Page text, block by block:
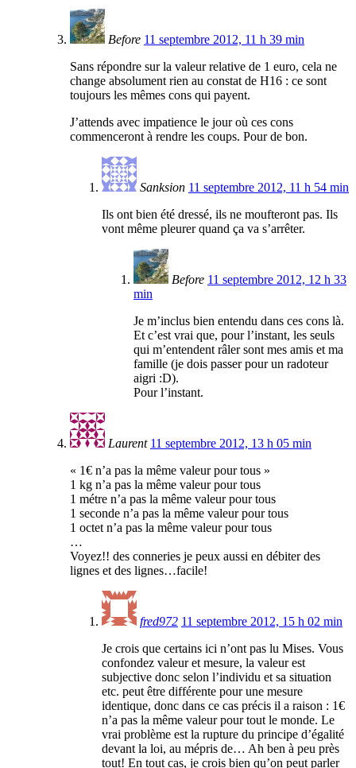
Before 11 septembre 2012, 11 h 39 min
Sans répondre sur la valeur relative de 1 euro, cela ne
change absolument rien au constat de H16 : ce sont
toujours les mêmes cons qui payent.
J’attends avec impatience le jour où ces cons
commenceront à rendre les coups. Pour de bon.
Sanksion 11 septembre 2012, 11 h 54 min
Ils ont bien été dressé, ils ne moufteront pas. Ils
vont même pleurer quand ça va s’arrêter.
Before 11 septembre 2012, 12 h 33
min
Je m’inclus bien entendu dans ces cons là.
Et c’est vrai que, pour l’instant, les seuls
qui m’entendent râler sont mes amis et ma
famille (je dois passer pour un radoteur
aigri :D).
Pour l’instant.
Laurent 11 septembre 2012, 13 h 05 min
« 1€ n’a pas la même valeur pour tous »
1 kg n’a pas la même valeur pour tous
1 métre n’a pas la même valeur pour tous
1 seconde n’a pas la même valeur pour tous
1 octet n’a pas la même valeur pour tous
…
Voyez!! des conneries je peux aussi en débiter des
lignes et des lignes…facile!
fred972 11 septembre 2012, 15 h 02 min
Je crois que certains ici n’ont pas lu Mises. Vous
confondez valeur et mesure, la valeur est
subjective donc selon l’individu et sa situation
etc. peut être différente pour une mesure
identique, donc dans ce cas précis il a raison : 1€
n’a pas la même valeur pour tout le monde. Le
vrai problème est la rupture du principe d’égalité
devant la loi, au mépris de… Ah ben à peu près
tout! En tout cas, je crois bien qu’on peut parler